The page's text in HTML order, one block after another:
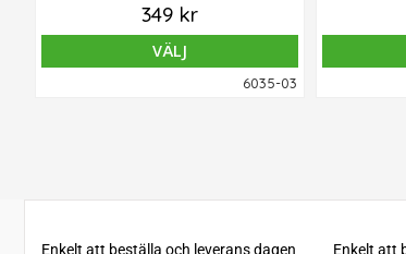
lägg din order innan kl 13.00 och
vi skickar samma dag (vardag).
349 kr
VÄLJ
6035-03